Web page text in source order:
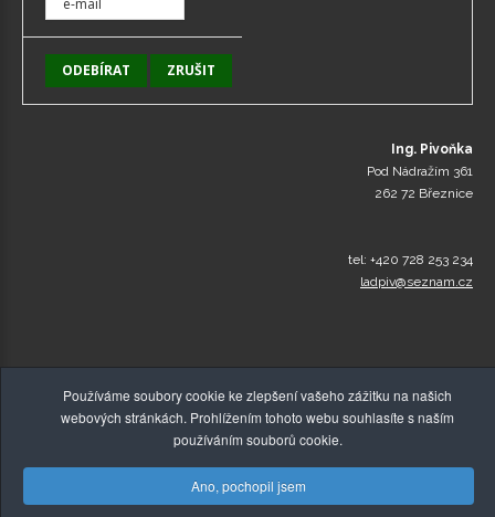
Ing. Pivoňka
Pod Nádražím 361
262 72 Březnice
tel: +420 728 253 234
ladpiv@seznam.cz
Používáme soubory cookie ke zlepšení vašeho zážitku na našich
webových stránkách. Prohlížením tohoto webu souhlasíte s naším
používáním souborů cookie.
Ano, pochopil jsem